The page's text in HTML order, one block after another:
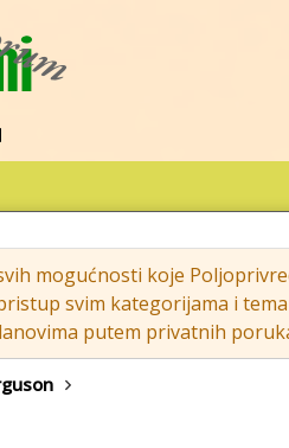
mogućnosti koje
svim kategorijama i
putem privatnih